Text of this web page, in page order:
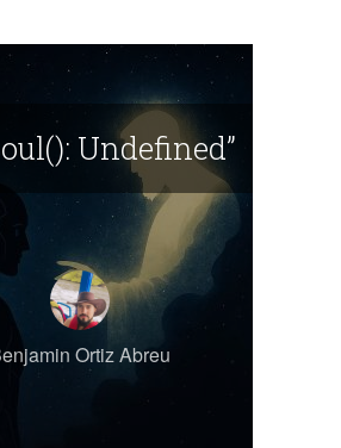
Undefined”
Ortiz Abreu